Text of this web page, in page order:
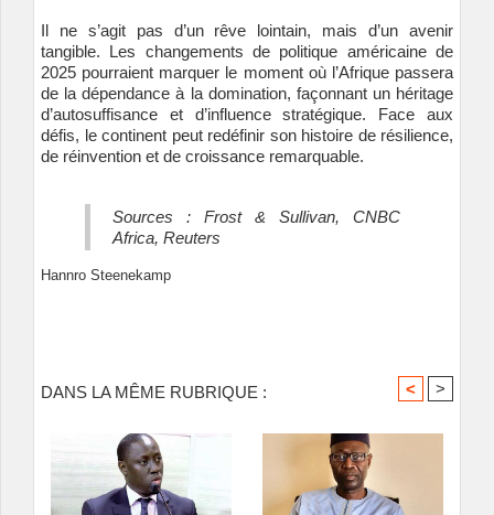
Il ne s’agit pas d’un rêve lointain, mais d’un avenir
tangible. Les changements de politique américaine de
2025 pourraient marquer le moment où l’Afrique passera
de la dépendance à la domination, façonnant un héritage
d’autosuffisance et d’influence stratégique. Face aux
défis, le continent peut redéfinir son histoire de résilience,
de réinvention et de croissance remarquable.
Sources : Frost & Sullivan, CNBC
Africa, Reuters
Hannro Steenekamp
DANS LA MÊME RUBRIQUE : < >